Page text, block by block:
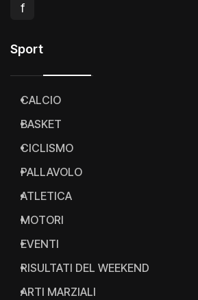
f
Sport
CALCIO
BASKET
CICLISMO
PALLAVOLO
ATLETICA
MOTORI
EVENTI
RISULTATI DEL WEEKEND
ARTI MARZIALI